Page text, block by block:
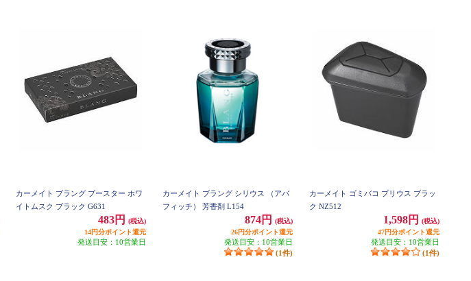
カーメイト ブラング ブースター ホワ
イトムスク ブラック G631
483円
(税込)
14円分ポイント還元
発送目安：10営業日
カーメイト ブラング シリウス （アバ
フィッチ） 芳香剤 L154
874円
(税込)
26円分ポイント還元
発送目安：10営業日
(1件)
カーメイト ゴミバコ プリウス ブラッ
ク NZ512
1,598円
(税込)
47円分ポイント還元
発送目安：10営業日
(1件)